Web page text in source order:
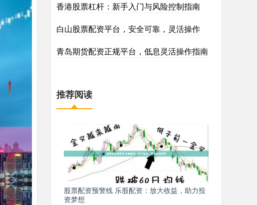
香港股票杠杆：新手入门与风险控制指南
白山股票配资平台，安全可靠，灵活操作
青岛期货配资正规平台，低息灵活操作指南
推荐阅读
股票配资预警线 乐股配资：放大收益，助力投
资梦想